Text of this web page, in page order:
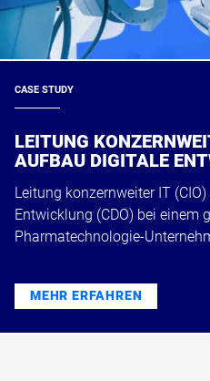
CASE STUDY
LEITUNG
AUFBAU DIGITALE
Leitung konzernweiter IT
Entwicklung (CDO)​ bei einem
Pharmatechnologie-
MEHR ERFAHREN